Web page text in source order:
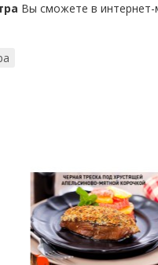
Вы сможете в интернет-